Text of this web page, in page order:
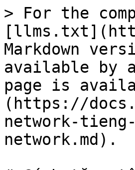
> For the
Markdown
available by
page is
(https://
network-
network.md).